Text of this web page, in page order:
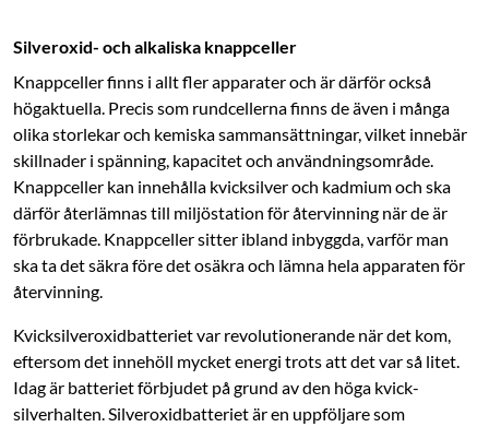
Silveroxid- och alkaliska knappceller
Knappceller finns i allt fler apparater och är därför också
högaktuella. Precis som rundcellerna finns de även i många
olika storlekar och kemiska sammansättningar, vilket innebär
skillnader i spänning, kapacitet och användningsområde.
Knappceller kan innehålla kvicksilver och kadmium och ska
därför återlämnas till miljöstation för återvinning när de är
för­brukade. Knappceller sitter ibland inbyggda, varför man
ska ta det säkra före det osäkra och lämna hela apparaten för
återvinning.
Kvicksilveroxidbatteriet var revolutionerande när det kom,
eftersom det innehöll mycket energi trots att det var så litet.
Idag är batteriet förbjudet på grund av den höga kvick­
silverhalten. Silveroxidbatteriet är en uppföljare som